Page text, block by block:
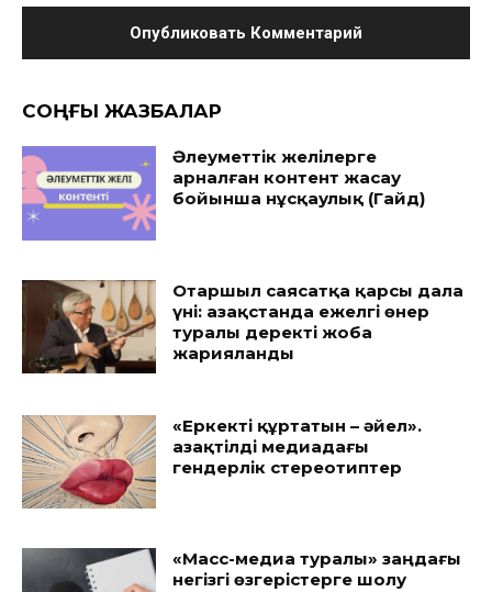
CОҢҒЫ ЖАЗБАЛАР
Әлеуметтік желілерге
арналған контент жасау
бойынша нұсқаулық (Гайд)
Отаршыл саясатқа қарсы дала
үні: Қазақстанда ежелгі өнер
туралы деректі жоба
жарияланды
«Еркекті құртатын – әйел».
Қазақтілді медиадағы
гендерлік стереотиптер
«Масс-медиа туралы» заңдағы
негізгі өзгерістерге шолу